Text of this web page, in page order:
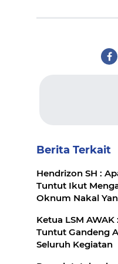
Berita Terkait
Hendrizon SH :
Tuntut Ikut
Oknum Nakal
Ketua LSM AWAK : Kepala BWSS V Sumbar di
Tuntut Gandeng
Seluruh Kegiatan